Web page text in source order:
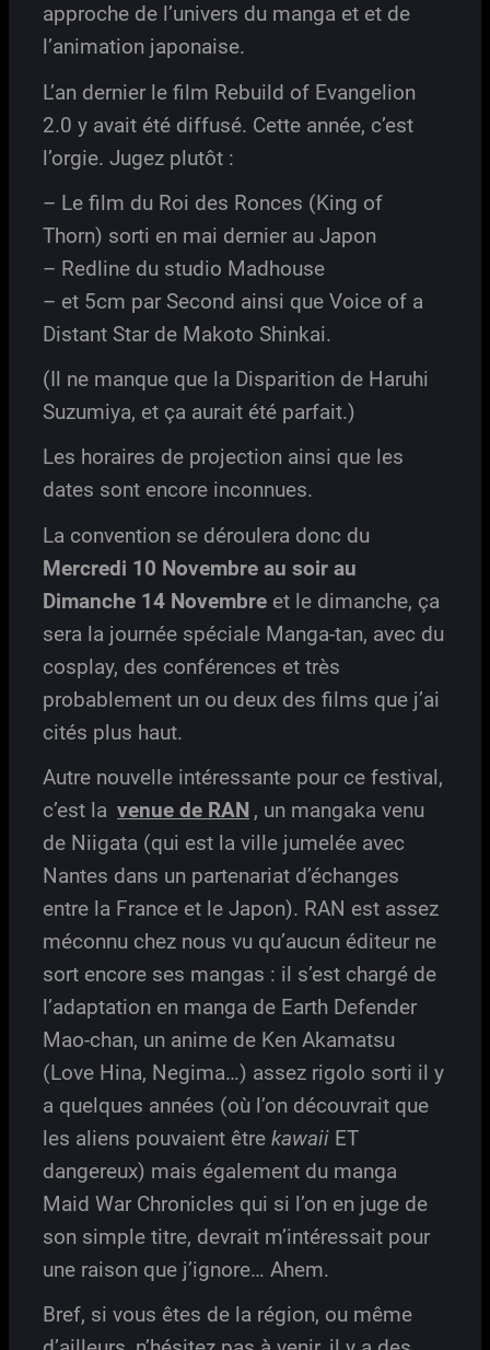
approche de l’univers du manga et et de
l’animation japonaise.
L’an dernier le film Rebuild of Evangelion
2.0 y avait été diffusé. Cette année, c’est
l’orgie. Jugez plutôt :
– Le film du Roi des Ronces (King of
Thorn) sorti en mai dernier au Japon
– Redline du studio Madhouse
– et 5cm par Second ainsi que Voice of a
Distant Star de Makoto Shinkai.
(Il ne manque que la Disparition de Haruhi
Suzumiya, et ça aurait été parfait.)
Les horaires de projection ainsi que les
dates sont encore inconnues.
La convention se déroulera donc du
Mercredi 10 Novembre au soir au
Dimanche 14 Novembre et le dimanche, ça
sera la journée spéciale Manga-tan, avec du
cosplay, des conférences et très
probablement un ou deux des films que j’ai
cités plus haut.
Autre nouvelle intéressante pour ce festival,
c’est la venue de RAN , un mangaka venu
de Niigata (qui est la ville jumelée avec
Nantes dans un partenariat d’échanges
entre la France et le Japon). RAN est assez
méconnu chez nous vu qu’aucun éditeur ne
sort encore ses mangas : il s’est chargé de
l’adaptation en manga de Earth Defender
Mao-chan, un anime de Ken Akamatsu
(Love Hina, Negima…) assez rigolo sorti il y
a quelques années (où l’on découvrait que
les aliens pouvaient être kawaii ET
dangereux) mais également du manga
Maid War Chronicles qui si l’on en juge de
son simple titre, devrait m’intéressait pour
une raison que j’ignore… Ahem.
Bref, si vous êtes de la région, ou même